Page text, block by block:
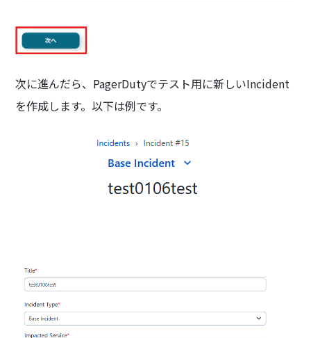
次に進んだら、PagerDutyでテスト用に新しいIncident
を作成します。以下は例です。